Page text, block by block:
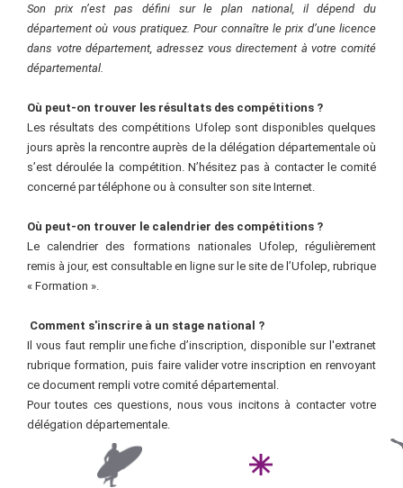
Son prix n’est pas défini sur le plan national, il dépend du
département où vous pratiquez. Pour connaître le prix d’une licence
dans votre département, adressez vous directement à votre comité
départemental.
Où peut-on trouver les résultats des compétitions ?
Les résultats des compétitions Ufolep sont disponibles quelques
jours après la rencontre auprès de la délégation départementale où
s’est déroulée la compétition. N’hésitez pas à contacter le comité
concerné par téléphone ou à consulter son site Internet.
Où peut-on trouver le calendrier des compétitions ?
Le calendrier des formations nationales Ufolep, régulièrement
remis à jour, est consultable en ligne sur le site de l’Ufolep, rubrique
« Formation ».
Comment s'inscrire à un stage national ?
Il vous faut remplir une fiche d’inscription, disponible sur l'extranet
rubrique formation, puis faire valider votre inscription en renvoyant
ce document rempli votre comité départemental.
Pour toutes ces questions, nous vous incitons à contacter votre
délégation départementale.